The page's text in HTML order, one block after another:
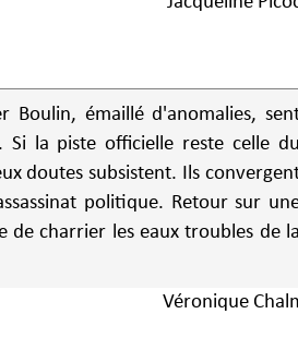
Boulin, émaillé d'anomalies,
Si la piste officielle reste celle
doutes subsistent. Ils
politique. Retour sur
de charrier les eaux troubles de
Véronique